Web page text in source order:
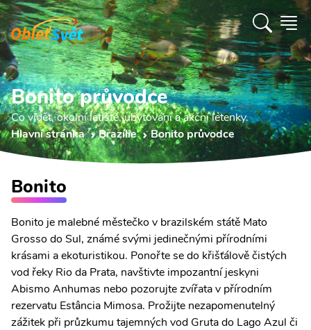
Bonito průvodce
Co vidět, okolní letiště, ubytování a akční letenky.
Hlavní stránka
Brazílie Bonito průvodce
Bonito
Bonito je malebné městečko v brazilském státě Mato
Grosso do Sul, známé svými jedinečnými přírodními
krásami a ekoturistikou. Ponořte se do křišťálově čistých
vod řeky Rio da Prata, navštivte impozantní jeskyni
Abismo Anhumas nebo pozorujte zvířata v přírodním
rezervatu Estância Mimosa. Prožijte nezapomenutelný
zážitek při průzkumu tajemných vod Gruta do Lago Azul či